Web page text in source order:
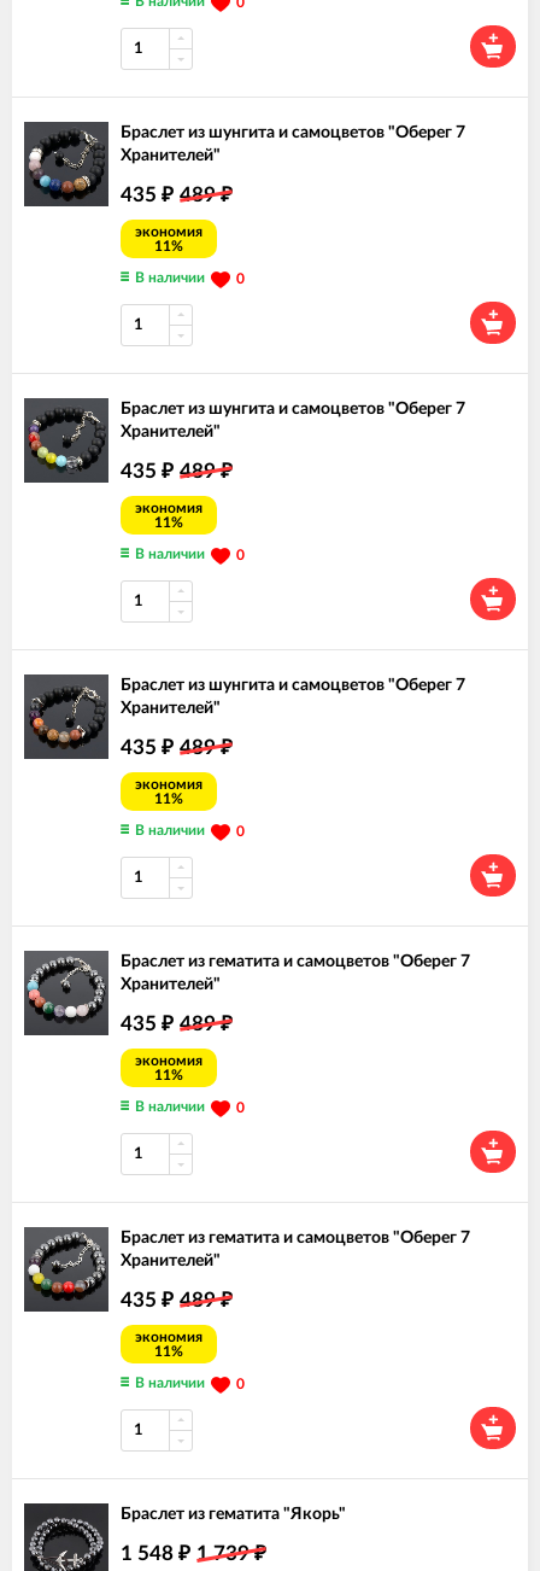
Браслет из шунгита и самоцветов "Оберег 7
Хранителей"
435 ₽ 489₽
экономия
11%
В наличии 0
Браслет из шунгита и самоцветов "Оберег 7
Хранителей"
435 ₽ 489₽
экономия
11%
В наличии 0
Браслет из шунгита и самоцветов "Оберег 7
Хранителей"
435 ₽ 489₽
экономия
11%
В наличии 0
Браслет из гематита и самоцветов "Оберег 7
Хранителей"
435 ₽ 489₽
экономия
11%
В наличии 0
Браслет из гематита и самоцветов "Оберег 7
Хранителей"
435 ₽ 489₽
экономия
11%
В наличии 0
Браслет из гематита "Якорь"
1 548 ₽ 1 739₽